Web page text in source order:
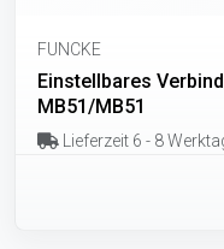
FUNCKE
Einstellbares
MB51/MB51
Lieferzeit 6 - 8